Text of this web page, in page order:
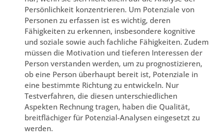
Persönlichkeit konzentrieren. Um Potenziale von
Personen zu erfassen ist es wichtig, deren
Fähigkeiten zu erkennen, insbesondere kognitive
und soziale sowie auch fachliche Fähigkeiten. Zudem
müssen die Motivation und tieferen Interessen der
Person verstanden werden, um zu prognostizieren,
ob eine Person überhaupt bereit ist, Potenziale in
eine bestimmte Richtung zu entwickeln. Nur
Testverfahren, die diesen unterschiedlichen
Aspekten Rechnung tragen, haben die Qualität,
breitflächiger für Potenzial-Analysen eingesetzt zu
werden.